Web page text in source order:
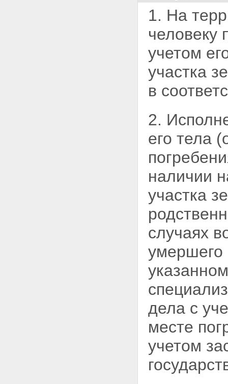
1. На
человеку
учетом
участка
в
2.
его тела
наличии
участка
случаях
умершего
дела с
месте
учетом